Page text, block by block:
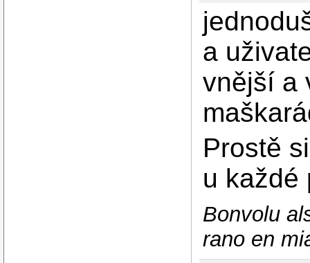
a
vnější a
Prostě
u každé
Bonvolu
rano en